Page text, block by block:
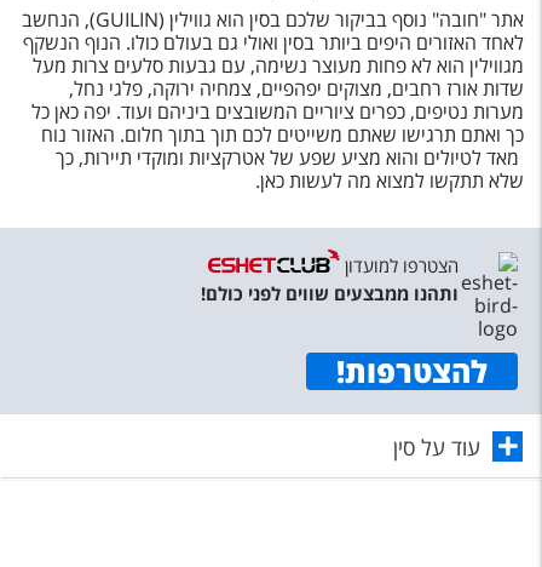
אתר "חובה" נוסף בביקור שלכם בסין הוא גווילין (GUILIN), הנחשב
לאחד האזורים היפים ביותר בסין ואולי גם בעולם כולו. הנוף הנשקף
מגווילין הוא לא פחות מעוצר נשימה, עם גבעות סלעים צרות מעל
שדות אורז רחבים, מצוקים יפהפיים, צמחיה ירוקה, פלגי נחל,
מערות נטיפים, כפרים ציוריים המשובצים ביניהם ועוד. יפה כאן כל
כך ואתם תרגישו שאתם משייטים לכם תוך בתוך חלום. האזור נוח
מאד לטיולים והוא מציע שפע של אטרקציות ומוקדי תיירות, כך
שלא תתקשו למצוא מה לעשות כאן.
הצטרפו למועדון
ותהנו ממבצעים שווים לפני כולם!
להצטרפות!
עוד על סין